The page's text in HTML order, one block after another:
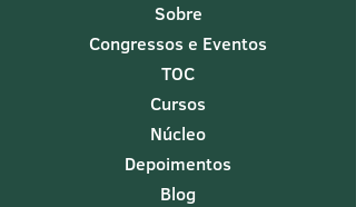
Sobre
Congressos e Eventos
TOC
Cursos
Núcleo
Depoimentos
Blog